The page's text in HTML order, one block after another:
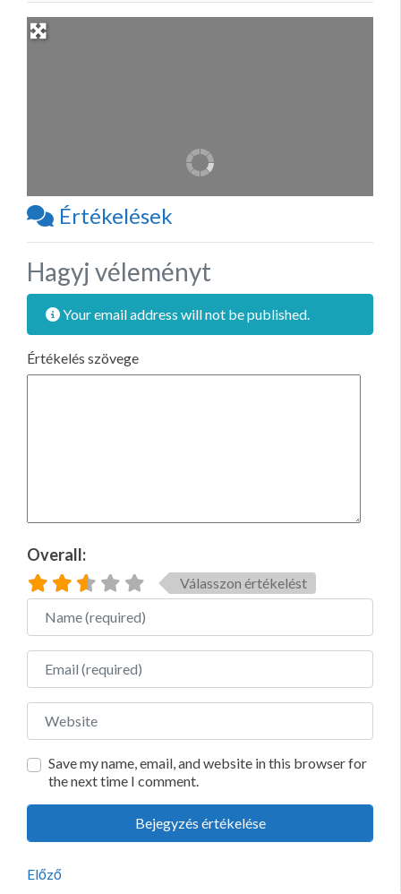
Értékelések
Hagyj véleményt
Your email address will not be published.
Értékelés szövege
Overall:
Válasszon értékelést
Name
Email
Website
Save my name, email, and website in this browser for
the next time I comment.
Előző